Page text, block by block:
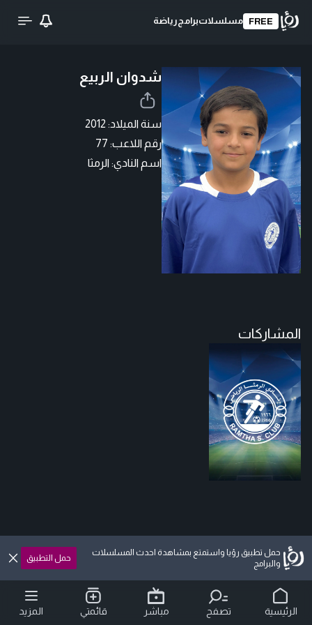
FREE مسلسلاتبرامج رياضة
شدوان الربيع
سنة الميلاد: 2012
رقم اللاعب: 77
اسم النادي: الرمثا
المشاركات
حمل تطبيق رؤيا واستمتع بمشاهدة احدث المسلسلات
والبرامج
حمل التطبيق
الرئيسية تصفح مباشر قائمتي المزيد